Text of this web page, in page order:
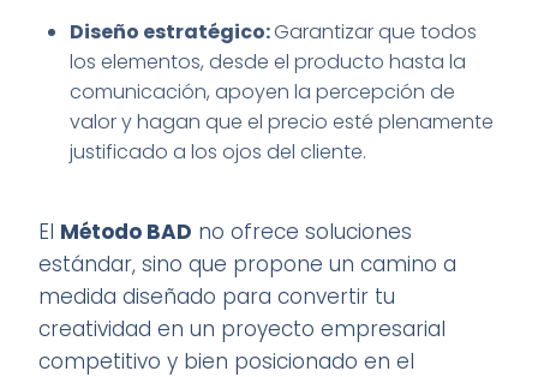
Diseño estratégico:Garantizar que todos
los elementos, desde el producto hasta la
comunicación, apoyen la percepción de
valor y hagan que el precio esté plenamente
justificado a los ojos del cliente.
El Método BAD no ofrece soluciones
estándar, sino que propone un camino a
medida diseñado para convertir tu
creatividad en un proyecto empresarial
competitivo y bien posicionado en el